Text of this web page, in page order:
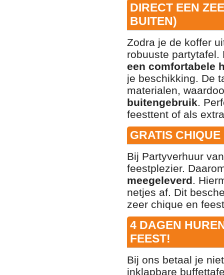
DIRECT EEN
BUITEN)
Zodra je de koffer
robuuste
een comfortabele
je beschikking. De
materialen,
buitengebruik.
feesttent of als
GRATIS
Bij Partyverhuur
feestplezier.
meegeleverd.
netjes af. Dit
zeer chique en
4 DAGEN
FEEST!
Bij ons betaal je
inklapbare